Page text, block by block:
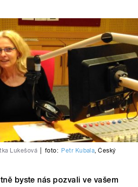
Lukešová foto: Petr Kubala,Český
byste nás pozvali ve vašem